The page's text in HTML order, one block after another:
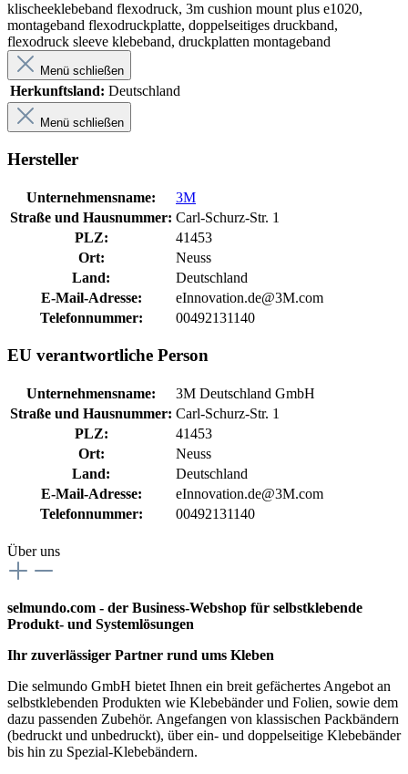
klischeeklebeband flexodruck, 3m cushion mount plus e1020,
montageband flexodruckplatte, doppelseitiges druckband,
flexodruck sleeve klebeband, druckplatten montageband
Menü schließen
Herkunftsland: Deutschland
Menü schließen
Hersteller
Unternehmensname:
3M
Straße und Hausnummer: Carl-Schurz-Str. 1
PLZ:
41453
Ort:
Neuss
Land:
Deutschland
E-Mail-Adresse:
eInnovation.de@3M.com
Telefonnummer:
00492131140
EU verantwortliche Person
Unternehmensname:
3M Deutschland GmbH
Straße und Hausnummer: Carl-Schurz-Str. 1
PLZ:
41453
Ort:
Neuss
Land:
Deutschland
E-Mail-Adresse:
eInnovation.de@3M.com
Telefonnummer:
00492131140
Über uns
selmundo.com - der Business-Webshop für selbstklebende
Produkt- und Systemlösungen
Ihr zuverlässiger Partner rund ums Kleben
Die selmundo GmbH bietet Ihnen ein breit gefächertes Angebot an
selbstklebenden Produkten wie Klebebänder und Folien, sowie dem
dazu passenden Zubehör. Angefangen von klassischen Packbändern
(bedruckt und unbedruckt), über ein- und doppelseitige Klebebänder
bis hin zu Spezial-Klebebändern.